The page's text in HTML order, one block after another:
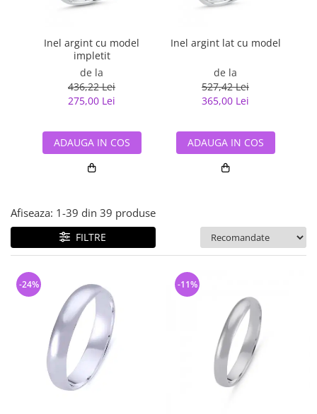
Bijuterii argint placat cu aur
Bijuterii argint cu diverse
Bijuterii argint cu murano
Bijuterii gotice si rock
Bijuterii Handmade
Bijuterii fantezie
Casete si cutii de bijuterii
Bijuterii tungsten
Accesorii Piele
bijuterii argint
Inel argint cu model
impletit
de la
436,22 Lei
275,00 Lei
ADAUGA IN COS
Inel argint lat cu model
de la
527,42 Lei
365,00 Lei
ADAUGA IN COS
Afiseaza: 1-39 din 39 produse
FILTRE
-24% -11%